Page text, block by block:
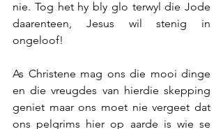
nie. Tog het hy bly glo terwyl die Jode
daarenteen, Jesus wil stenig in
ongeloof!
As Christene mag ons die mooi dinge
en die vreugdes van hierdie skepping
geniet maar ons moet nie vergeet dat
ons pelgrims hier op aarde is wie se